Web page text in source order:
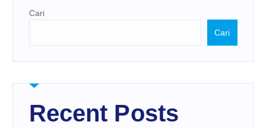
Cari
Cari
Recent Posts